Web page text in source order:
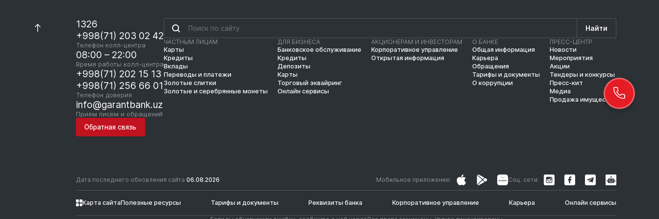
1326
+998(71) 203 02 42
Телефон колл-центра
08:00 – 22:00
Время работы колл-центра
+998(71) 202 15 13
+998(71) 256 66 01
Телефон доверия
info@garantbank.uz
Приём писем и обращений
Обратная связь
Найти
ЧАСТНЫМ ЛИЦАМ
Карты
Кредиты
Вклады
Переводы и платежи
Золотые слитки
Золотые и серебрянные монеты
ДЛЯ БИЗНЕСА
Банковское обслуживание
Кредиты
Депозиты
Карты
Торговый эквайринг
Онлайн сервисы
АКЦИОНЕРАМ И ИНВЕСТОРАМ
Корпоративное управление
Открытая информация
О БАНКЕ
Общая информация
Карьера
Обращения
Тарифы и документы
О коррупции
ПРЕСС-ЦЕНТР
Новости
Мероприятия
Акции
Тендеры и конкурсы
Пресс-кит
Медиа
Продажа имущества
Дата последнего обновления сайта 06.08.2026 Мобильное приложение: Соц. сети:
Карта сайтаПолезные ресурсы Тарифы и документы Реквизиты банка Корпоративное управление Карьера Онлайн сервисы